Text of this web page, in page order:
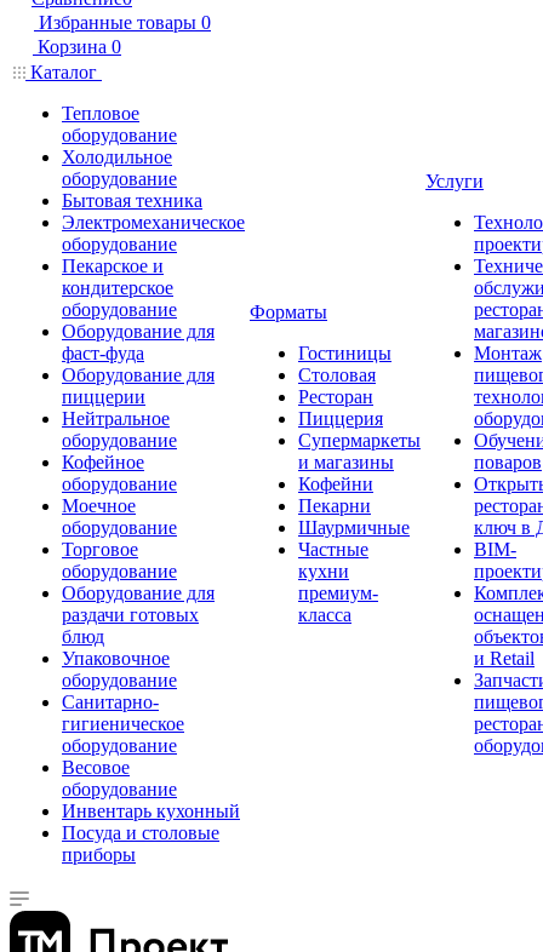
Избранные товары 0
Корзина 0
Каталог
Тепловое
оборудование
Холодильное
оборудование
Бытовая техника
Электромеханическое
оборудование
Пекарское и
кондитерское
оборудование
Оборудование для
фаст-фуда
Оборудование для
пиццерии
Нейтральное
оборудование
Кофейное
оборудование
Моечное
оборудование
Торговое
оборудование
Оборудование для
раздачи готовых
блюд
Упаковочное
оборудование
Санитарно-
гигиеническое
оборудование
Весовое
оборудование
Инвентарь кухонный
Посуда и столовые
приборы
Форматы
Гостиницы
Столовая
Ресторан
Пиццерия
Супермаркеты
и магазины
Кофейни
Пекарни
Шаурмичные
Частные
кухни
премиум-
класса
Услуги
Монтаж
поваров
ключ в
BIM-
и Retail